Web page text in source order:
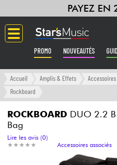
PAYEZ EN
PROMO NOUVEAUTÉS
Langue
Accueil Amplis & Effets
Rockboard
ROCKBOARD DUO 2.2
Bag
★ ★ ★ ★ ★
★ ★ ★ ★ ★
Lire les avis (0)
Accessoires associés